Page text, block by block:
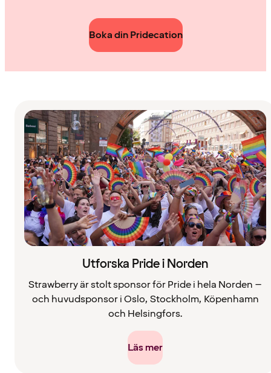
Boka din Pridecation
Utforska Pride i Norden
Strawberry är stolt sponsor för Pride i hela Norden –
och huvudsponsor i Oslo, Stockholm, Köpenhamn
och Helsingfors.
Läs mer